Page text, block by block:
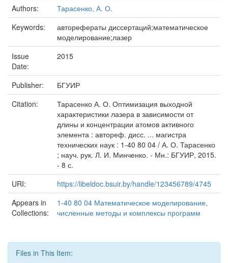
Authors:
Тарасенко, А. О.
Keywords:
авторефераты диссертаций;математическое
моделирование;лазер
Issue
Date:
2015
Publisher:
БГУИР
Citation:
Тарасенко А. О. Оптимизация выходной
характеристики лазера в зависимости от
длины и концентрации атомов активного
элемента : автореф. дисс. ... магистра
технических наук : 1-40 80 04 / А. О. Тарасенко
; науч. рук. Л. И. Минченко. - Мн.: БГУИР, 2015.
- 8 с.
URI:
https://libeldoc.bsuir.by/handle/123456789/4745
Appears in
Collections:
1-40 80 04 Математическое моделирование,
численные методы и комплексы программ
Files in This Item: